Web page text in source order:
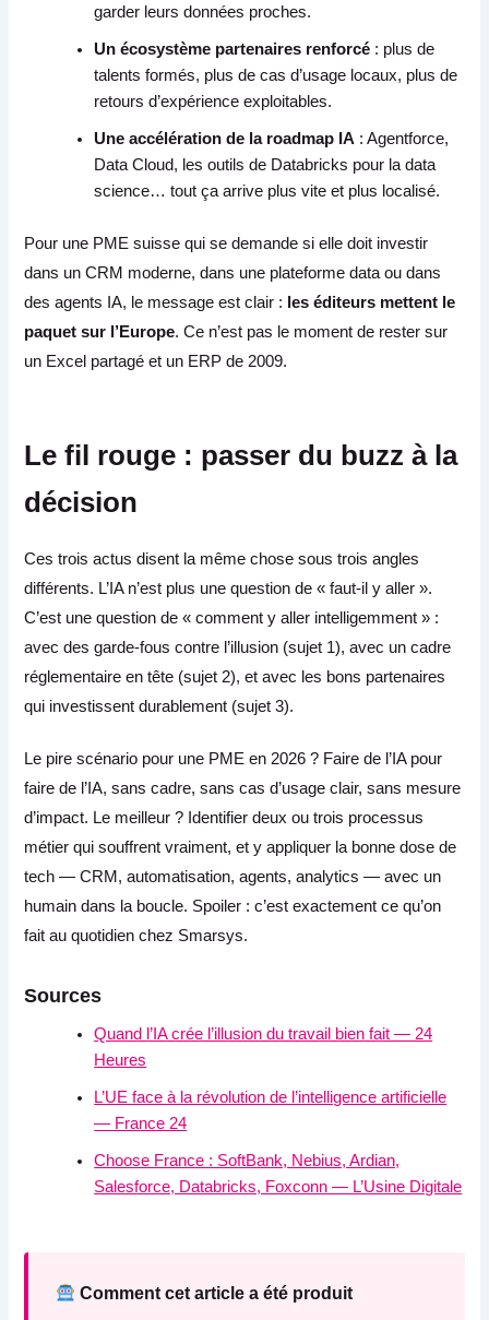
garder leurs données proches.
Un écosystème partenaires renforcé : plus de
talents formés, plus de cas d’usage locaux, plus de
retours d’expérience exploitables.
Une accélération de la roadmap IA : Agentforce,
Data Cloud, les outils de Databricks pour la data
science… tout ça arrive plus vite et plus localisé.
Pour une PME suisse qui se demande si elle doit investir
dans un CRM moderne, dans une plateforme data ou dans
des agents IA, le message est clair : les éditeurs mettent le
paquet sur l’Europe. Ce n’est pas le moment de rester sur
un Excel partagé et un ERP de 2009.
Le fil rouge : passer du buzz à la
décision
Ces trois actus disent la même chose sous trois angles
différents. L’IA n’est plus une question de « faut-il y aller ».
C’est une question de « comment y aller intelligemment » :
avec des garde-fous contre l’illusion (sujet 1), avec un cadre
réglementaire en tête (sujet 2), et avec les bons partenaires
qui investissent durablement (sujet 3).
Le pire scénario pour une PME en 2026 ? Faire de l’IA pour
faire de l’IA, sans cadre, sans cas d’usage clair, sans mesure
d’impact. Le meilleur ? Identifier deux ou trois processus
métier qui souffrent vraiment, et y appliquer la bonne dose de
tech — CRM, automatisation, agents, analytics — avec un
humain dans la boucle. Spoiler : c’est exactement ce qu’on
fait au quotidien chez Smarsys.
Sources
Quand l’IA crée l’illusion du travail bien fait — 24
Heures
L’UE face à la révolution de l’intelligence artificielle
— France 24
Choose France : SoftBank, Nebius, Ardian,
Salesforce, Databricks, Foxconn — L’Usine Digitale
Comment cet article a été produit